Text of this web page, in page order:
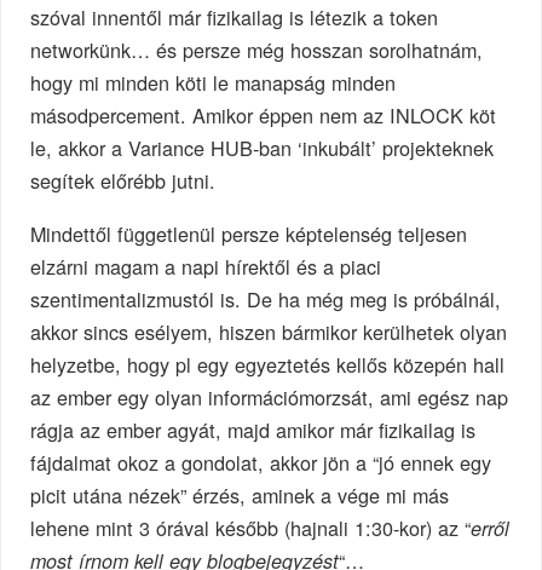
szóval innentől már fizikailag is létezik a token
networkünk… és persze még hosszan sorolhatnám,
hogy mi minden köti le manapság minden
másodpercement. Amikor éppen nem az INLOCK köt
le, akkor a Variance HUB-ban ‘inkubált’ projekteknek
segítek előrébb jutni.
Mindettől függetlenül persze képtelenség teljesen
elzárni magam a napi hírektől és a piaci
szentimentalizmustól is. De ha még meg is próbálnál,
akkor sincs esélyem, hiszen bármikor kerülhetek olyan
helyzetbe, hogy pl egy egyeztetés kellős közepén hall
az ember egy olyan információmorzsát, ami egész nap
rágja az ember agyát, majd amikor már fizikailag is
fájdalmat okoz a gondolat, akkor jön a “jó ennek egy
picit utána nézek” érzés, aminek a vége mi más
lehene mint 3 órával később (hajnali 1:30-kor) az “erről
most írnom kell egy blogbejegyzést“…